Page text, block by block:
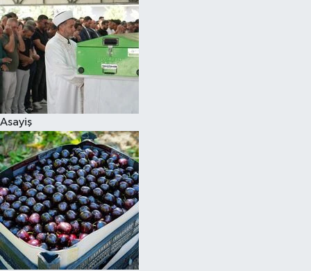
Asayiş
Televizyon
Yaşam-Çevre